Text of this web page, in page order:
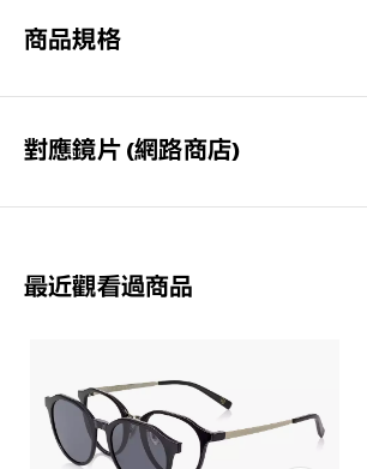
外或街上，當陽光出現時，戴上它變得格外特別。
商品規格
對應鏡片 (網路商店)
最近觀看過商品